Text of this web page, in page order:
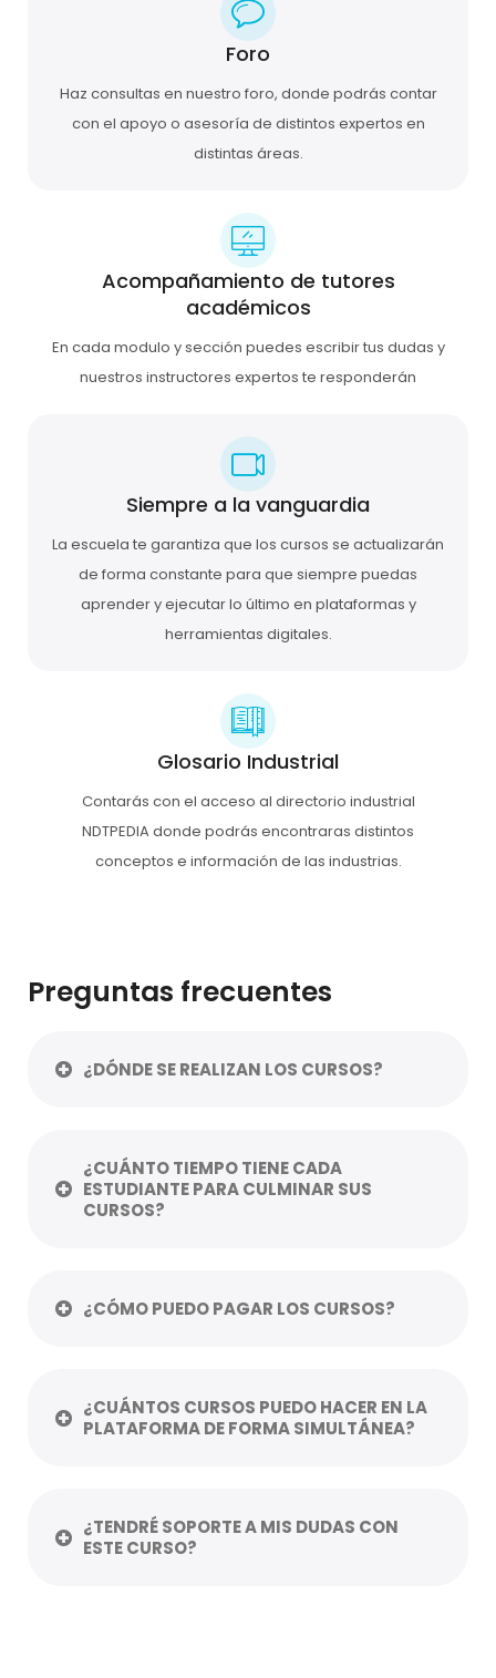
Acompañamiento de tutores
académicos
En cada modulo y sección puedes escribir tus dudas y
nuestros instructores expertos te responderán
Foro
Haz consultas en nuestro foro, donde podrás contar
con el apoyo o asesoría de distintos expertos en
distintas áreas.
Siempre a la vanguardia
La escuela te garantiza que los cursos se actualizarán
de forma constante para que siempre puedas
aprender y ejecutar lo último en plataformas y
herramientas digitales.
Glosario Industrial
Contarás con el acceso al directorio industrial
NDTPEDIA donde podrás encontraras distintos
conceptos e información de las industrias.
Preguntas frecuentes
¿DÓNDE SE REALIZAN LOS CURSOS?
¿CUÁNTO TIEMPO TIENE CADA
ESTUDIANTE PARA CULMINAR SUS
CURSOS?
¿CÓMO PUEDO PAGAR LOS CURSOS?
¿CUÁNTOS CURSOS PUEDO HACER EN LA
PLATAFORMA DE FORMA SIMULTÁNEA?
¿TENDRÉ SOPORTE A MIS DUDAS CON
ESTE CURSO?